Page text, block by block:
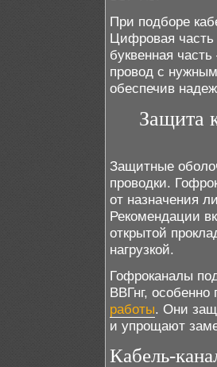
При подборе
Цифровая часть
буквенная
провод с
обеспечив
Защита
Защитные
проводки.
от назначения
Рекомендации
открытой
нагрузкой.
Гофроканалы
ВВГнг,
работы. Они
и упрощают
Кабель-